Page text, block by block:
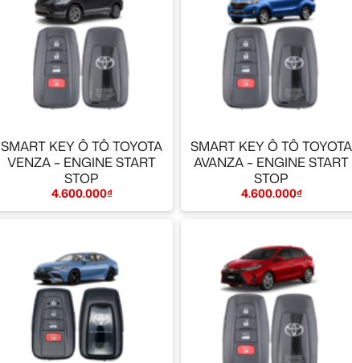
SMART KEY Ô TÔ TOYOTA
VENZA – ENGINE START
STOP
4.600.000₫
SMART KEY Ô TÔ TOYOTA
AVANZA – ENGINE START
STOP
4.600.000₫